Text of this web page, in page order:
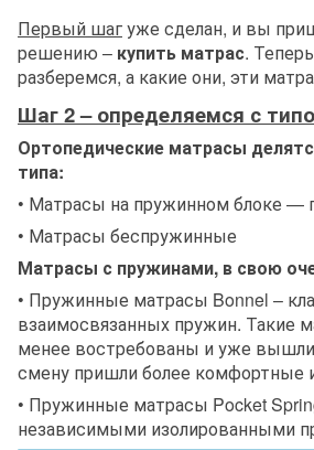
Первый шагуже сделан, и вы
решению – купить матрас.
разберемся, а какие они, эти
Шаг 2 – определяемся с
Ортопедические матрасы
типа:
• Матрасы на пружинном блоке —
• Матрасы беспружинные
Матрасы с пружинами, в свою
• Пружинные матрасы Bonnel –
взаимосвязанных пружин. Такие
менее востребованы и уже
смену пришли более комфортные
• Пружинные матрасы Pocket
независимыми изолированными